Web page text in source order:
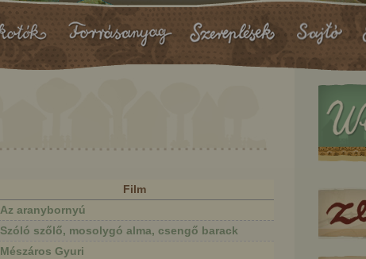
Film
Az aranybornyú
Szóló szőlő, mosolygó alma, csengő barack
Mészáros Gyuri